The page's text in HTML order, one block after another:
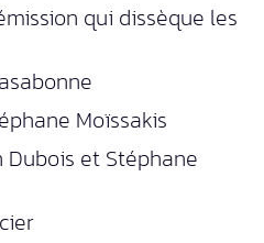
qui dissèque les
Moïssakis
Dubois et Stéphane